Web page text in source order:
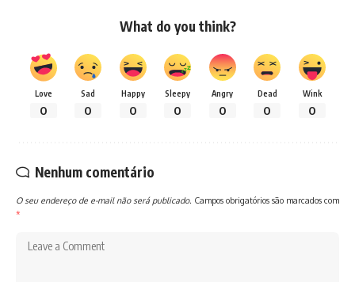
What do you think?
Love
0
Sad
0
Happy
0
Sleepy
0
Angry
0
Dead
0
Wink
0
Nenhum comentário
O seu endereço de e-mail não será publicado. Campos obrigatórios são marcados com
*